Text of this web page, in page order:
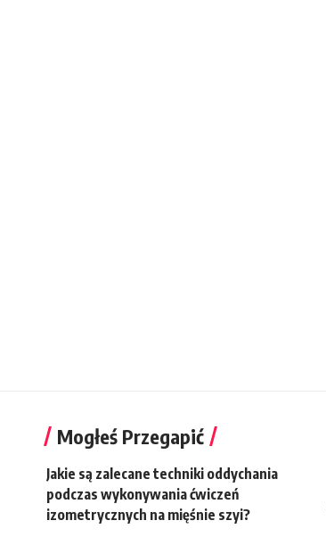
Mogłeś Przegapić
Jakie są zalecane techniki oddychania
podczas wykonywania ćwiczeń
izometrycznych na mięśnie szyi?